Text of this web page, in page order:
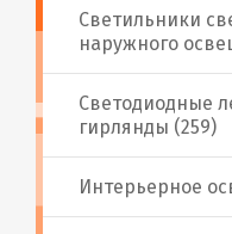
Интерьерное
Светодиодные
гирлянды (259)
Светильники
наружного